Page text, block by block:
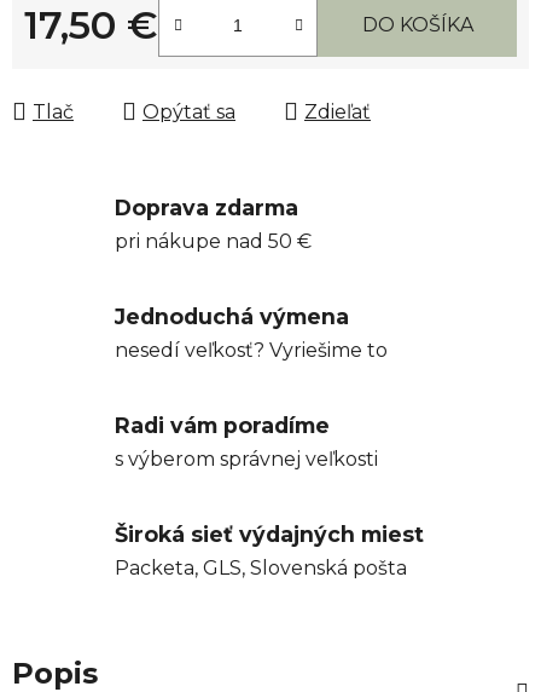
17,50 €
Jednotková cena:
DO KOŠÍKA
Tlač Opýtať sa Zdieľať
Doprava zdarma
pri nákupe nad 50 €
Jednoduchá výmena
nesedí veľkosť? Vyriešime to
Radi vám poradíme
s výberom správnej veľkosti
Široká sieť výdajných miest
Packeta, GLS, Slovenská pošta
Popis